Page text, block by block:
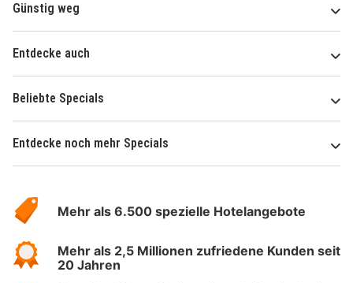
Günstig weg
Entdecke auch
Beliebte Specials
Entdecke noch mehr Specials
Hotelspecials
Mehr als 6.500 spezielle Hotelangebote
Mehr als 2,5 Millionen zufriedene Kunden seit
20 Jahren